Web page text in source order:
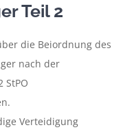
Teil 2
die Beiordnung des
nach der
StPO
Verteidigung